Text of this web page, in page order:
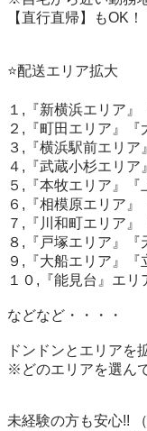
【直行直帰】もOK！
⭐️配送エリア拡大
１,『新横浜エリア』
２,『町田エリア』『
３,『横浜駅前エリア
４,『武蔵小杉エリア
５,『本牧エリア』『
６,『相模原エリア』
７,『川和町エリア』
８,『戸塚エリア』『
９,『大船エリア』『
１０,『能見台』エリ
などなど・・・・
ドンドンとエリアを
※どのエリアを選ん
未経験の方も安心!!